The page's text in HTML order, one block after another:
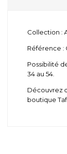
Collection :
Référence :
Possibilité
34 au 54.
Découvrez
boutique